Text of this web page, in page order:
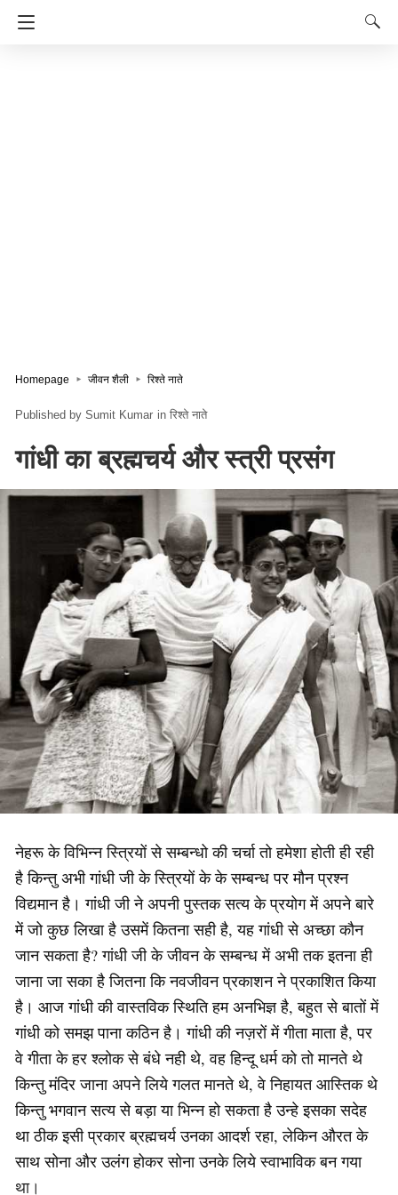
Homepage जीवन शैली रिश्ते नाते
Sumit Kumar in रिश्ते नाते
गांधी का ब्रह्मचर्य और स्‍त्री प्रसंग
नेहरू के विभिन्‍न स्‍त्रियों से सम्‍बन्‍धो की चर्चा तो हमेशा होती ही रही
है किन्‍तु अभी गांधी जी के स्‍त्रियों के के सम्‍बन्‍ध पर मौन प्रश्‍न
विद्यमान है। गांधी जी ने अपनी पुस्‍तक सत्‍य के प्रयोग में अपने बारे
में जो कुछ लिखा है उसमें कितना सही है, यह गांधी से अच्‍छा कौन
जान सकता है? गांधी जी के जीवन के सम्‍बन्‍ध में अभी तक इतना ही
जाना जा सका है जितना कि नवजीवन प्रकाशन ने प्रकाशित किया
है। आज गांधी की वास्‍तविक स्थिति हम अनभिज्ञ है, बहुत से बातों में
गांधी को समझ पाना कठिन है। गांधी की नज़रों में गीता माता है, पर
वे गीता के हर श्‍लोक से बंधे नही थे, वह हिन्‍दू धर्म को तो मानते थे
किन्‍तु मंदिर जाना अपने लिये गलत मानते थे, वे निहायत आस्तिक थे
किन्‍तु भगवान सत्‍य से बड़ा या भिन्‍न हो सकता है उन्‍हे इसका सदेह
था ठीक इसी प्रकार ब्रह्मचर्य उनका आदर्श रहा, लेकिन औरत के
साथ सोना और उलंग होकर सोना उनके लिये स्‍वाभाविक बन गया
था।